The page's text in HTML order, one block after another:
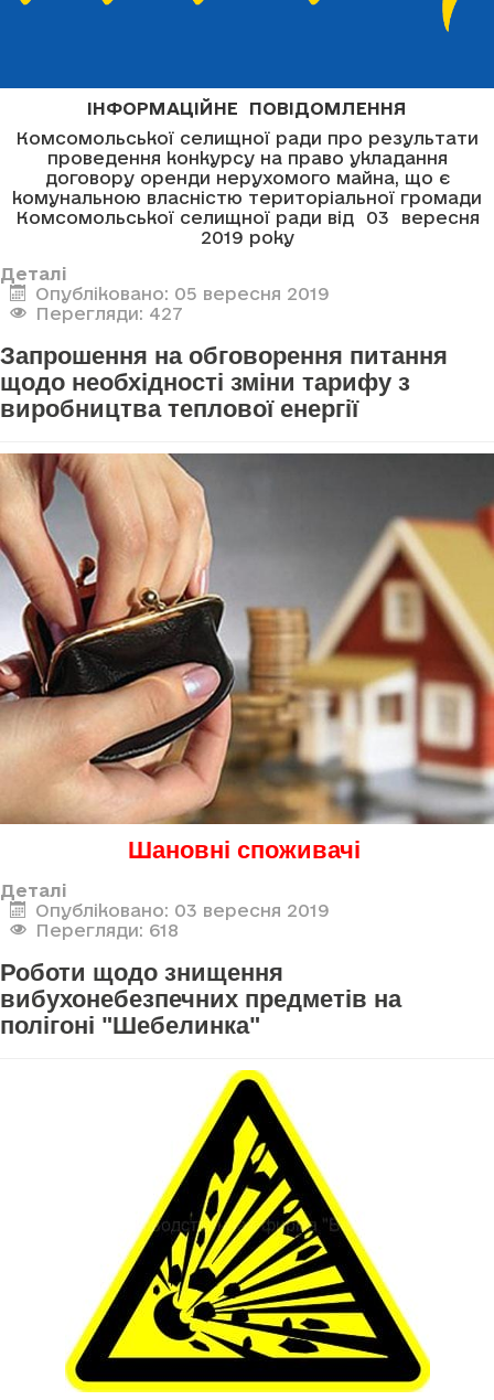
ІНФОРМАЦІЙНЕ ПОВІДОМЛЕННЯ
Комсомольської селищної ради про результати
проведення конкурсу на право укладання
договору оренди нерухомого майна, що є
комунальною власністю територіальної громади
Комсомольської селищної ради від 03 вересня
2019 року
Деталі
Опубліковано: 05 вересня 2019
Перегляди: 427
Запрошення на обговорення питання
щодо необхідності зміни тарифу з
виробництва теплової енергії
Шановні споживачі
Деталі
Опубліковано: 03 вересня 2019
Перегляди: 618
Роботи щодо знищення
вибухонебезпечних предметів на
полігоні "Шебелинка"